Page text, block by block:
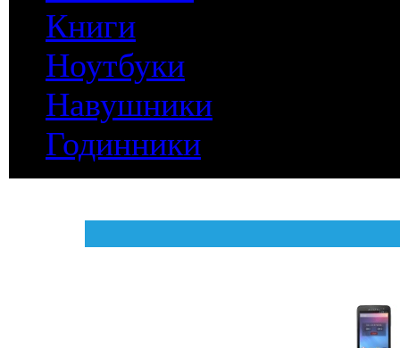
Книги
Ноутбуки
Навушники
Годинники